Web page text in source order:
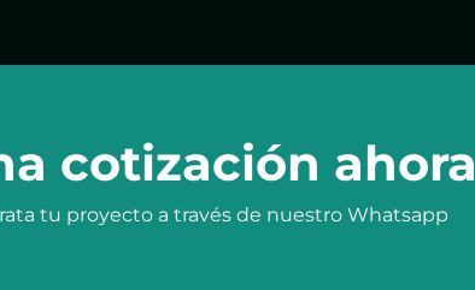
cotización ahora
tu proyecto a través de nuestro Whatsapp